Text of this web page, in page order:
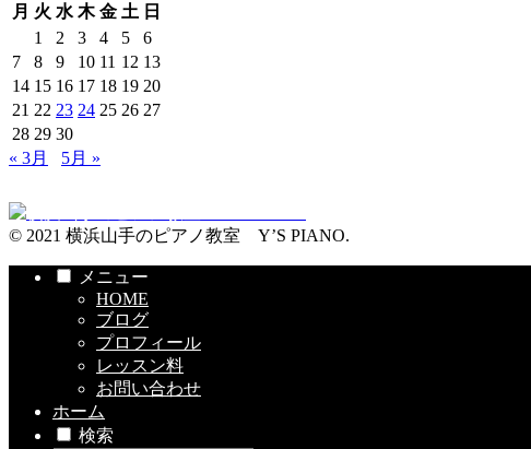
月 火 水 木 金 土 日
1
2 3 4 5
6
7
8 9 10 11 12 13
14 15 16 17 18 19 20
21 22 23 24 25 26 27
28 29 30
« 3月
5月 »
© 2021 横浜山手のピアノ教室 Y’S PIANO.
メニュー
HOME
ブログ
プロフィール
レッスン料
お問い合わせ
ホーム
検索